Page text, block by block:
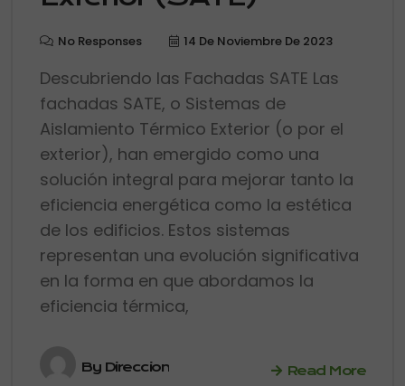
No Responses 14 De Noviembre De 2023
Descubriendo las Fachadas SATE Las
fachadas SATE, o Sistemas de
Aislamiento Térmico Exterior (o por el
exterior), han emergido como una
solución integral para mejorar tanto la
eficiencia energética como la estética
de los edificios. Estos sistemas
representan una evolución significativa
en la forma en que abordamos la
eficiencia térmica,
By Direccion Read More